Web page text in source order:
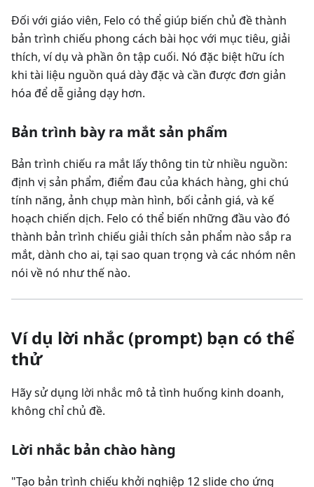
Đối với giáo viên, Felo có thể giúp biến chủ đề thành
bản trình chiếu phong cách bài học với mục tiêu, giải
thích, ví dụ và phần ôn tập cuối. Nó đặc biệt hữu ích
khi tài liệu nguồn quá dày đặc và cần được đơn giản
hóa để dễ giảng dạy hơn.
Bản trình bày ra mắt sản phẩm
Bản trình chiếu ra mắt lấy thông tin từ nhiều nguồn:
định vị sản phẩm, điểm đau của khách hàng, ghi chú
tính năng, ảnh chụp màn hình, bối cảnh giá, và kế
hoạch chiến dịch. Felo có thể biến những đầu vào đó
thành bản trình chiếu giải thích sản phẩm nào sắp ra
mắt, dành cho ai, tại sao quan trọng và các nhóm nên
nói về nó như thế nào.
Ví dụ lời nhắc (prompt) bạn có thể
thử
Hãy sử dụng lời nhắc mô tả tình huống kinh doanh,
không chỉ chủ đề.
Lời nhắc bản chào hàng
"Tạo bản trình chiếu khởi nghiệp 12 slide cho ứng